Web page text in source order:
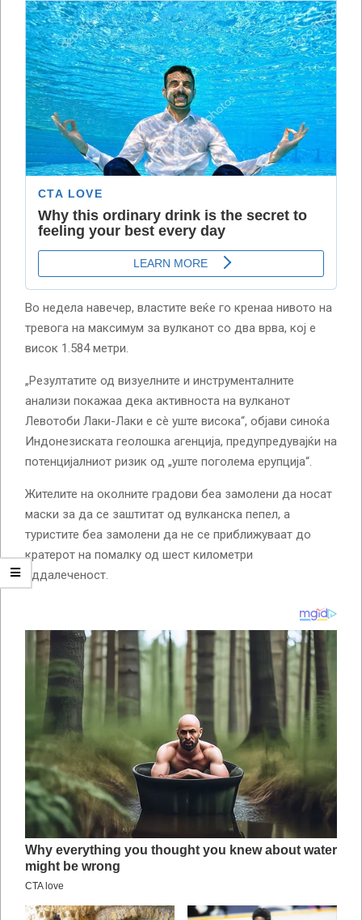
Во недела навечер, властите веќе го кренаа нивото на
тревога на максимум за вулканот со два врва, кој е
висок 1.584 метри.
„Резултатите од визуелните и инструменталните
анализи покажаа дека активноста на вулканот
Левотоби Лаки-Лаки е сè уште висока“, објави синоќа
Индонезиската геолошка агенција, предупредувајќи на
потенцијалниот ризик од „уште поголема ерупција“.
Жителите на околните градови беа замолени да носат
маски за да се заштитат од вулканска пепел, а
туристите беа замолени да не се приближуваат до
кратерот на помалку од шест километри
оддалеченост.